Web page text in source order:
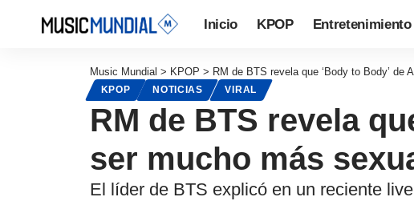
Inicio KPOP Entretenimiento
Music Mundial > KPOP > RM de BTS revela que ‘Body to Body’ de
KPOP NOTICIAS VIRAL
RM de BTS revela
ser mucho más
El líder de BTS explicó en un reciente